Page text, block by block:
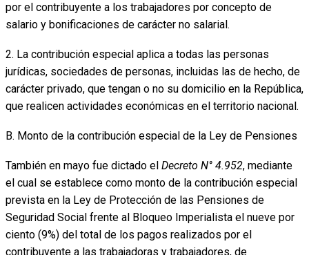
por el contribuyente a los trabajadores por concepto de
salario y bonificaciones de carácter no salarial.
2. La contribución especial aplica a todas las personas
jurídicas, sociedades de personas, incluidas las de hecho, de
carácter privado, que tengan o no su domicilio en la República,
que realicen actividades económicas en el territorio nacional.
B. Monto de la contribución especial de la Ley de Pensiones
También en mayo fue dictado el Decreto N° 4.952, mediante
el cual se establece como monto de la contribución especial
prevista en la Ley de Protección de las Pensiones de
Seguridad Social frente al Bloqueo Imperialista el nueve por
ciento (9%) del total de los pagos realizados por el
contribuyente a las trabajadoras y trabajadores, de